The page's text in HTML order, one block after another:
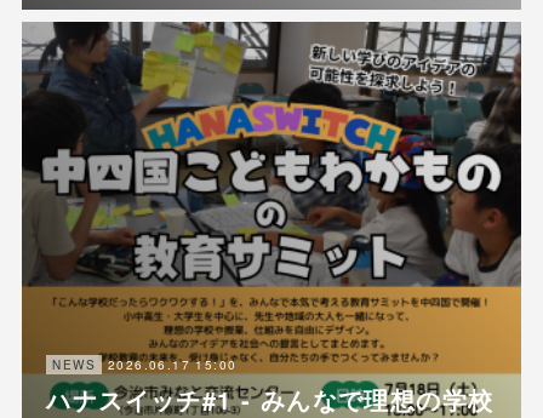
NEWS 2026.06.17 15:00
ハナスイッチ#1 - みんなで理想の学校